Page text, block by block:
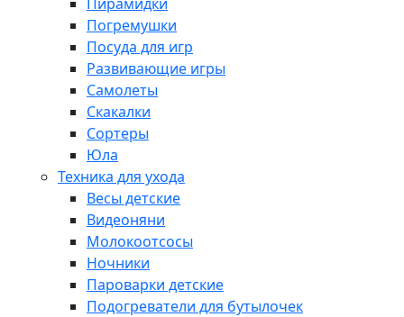
Погремушки
Посуда для игр
Развивающие игры
Самолеты
Скакалки
Сортеры
Юла
Техника для ухода
Весы детские
Видеоняни
Молокоотсосы
Ночники
Пароварки детские
Подогреватели для бутылочек